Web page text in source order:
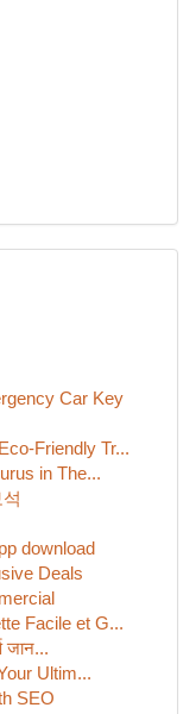
Car Key
Friendly Tr...
in The...
download
Deals
Facile et G...
जान...
Ultim...
SEO